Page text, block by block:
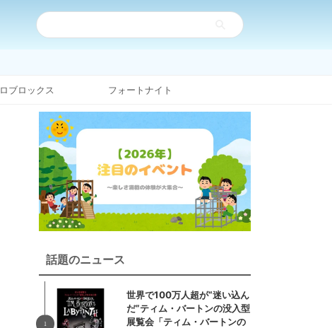
ロブロックス フォートナイト
話題のニュース
世界で100万人超が“迷い込ん
だ”ティム・バートンの没入型
展覧会「ティム・バートンの